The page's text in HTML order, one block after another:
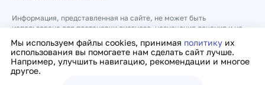
Мы используем файлы cookies, принимая политику их
использования вы помогаете нам сделать сайт лучше.
Например, улучшить навигацию, рекомендации и многое
другое.
Информация, представленная на сайте, не может быть
использована для постановки диагноза, назначения лечения и не
заменяет прием врача.
Политика конфиденциальности Договор оферты